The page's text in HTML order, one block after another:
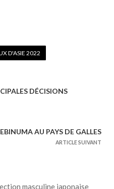
D'ASIE 2022
DÉCISIONS
AU PAYS DE GALLES
ARTICLE SUIVANT